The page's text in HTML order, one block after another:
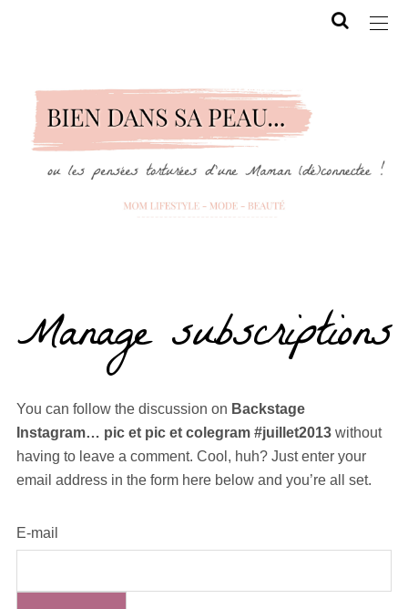
Manage subscriptions
You can follow the discussion on Backstage
Instagram… pic et pic et colegram #juillet2013 without
having to leave a comment. Cool, huh? Just enter your
email address in the form here below and you’re all set.
E-mail